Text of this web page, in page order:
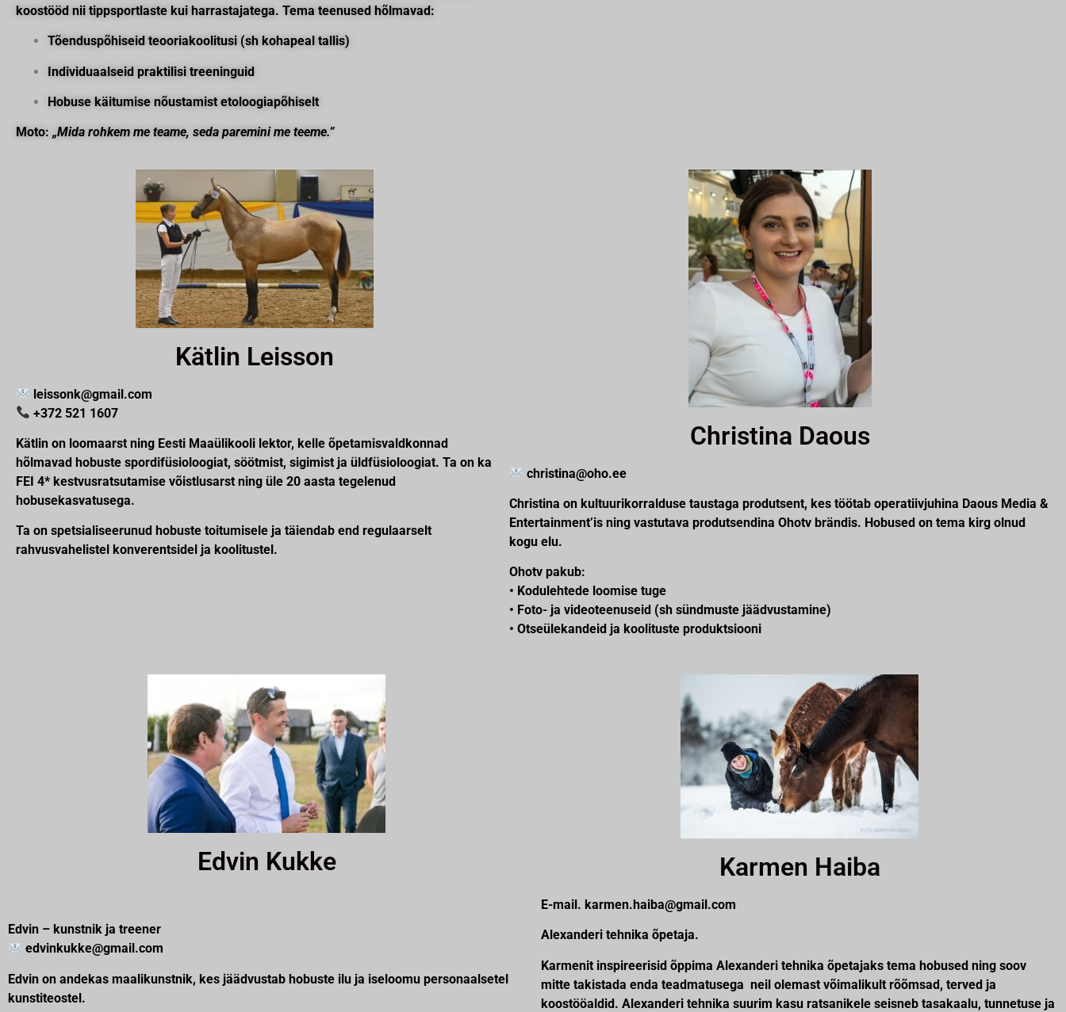
koostööd nii tippsportlaste kui harrastajatega. Tema teenused hõlmavad:
Tõenduspõhiseid teooriakoolitusi (sh kohapeal tallis)
Individuaalseid praktilisi treeninguid
Hobuse käitumise nõustamist etoloogiapõhiselt
Moto: „Mida rohkem me teame, seda paremini me teeme.”
Kätlin Leisson
leissonk@gmail.com
+372 521 1607
Kätlin on loomaarst ning Eesti Maaülikooli lektor, kelle õpetamisvaldkonnad
hõlmavad hobuste spordifüsioloogiat, söötmist, sigimist ja üldfüsioloogiat. Ta on ka
FEI 4* kestvusratsutamise võistlusarst ning üle 20 aasta tegelenud
hobusekasvatusega.
Ta on spetsialiseerunud hobuste toitumisele ja täiendab end regulaarselt
rahvusvahelistel konverentsidel ja koolitustel.
Christina Daous
christina@oho.ee
Christina on kultuurikorralduse taustaga produtsent, kes töötab operatiivjuhina Daous Media &
Entertainment’is ning vastutava produtsendina Ohotv brändis. Hobused on tema kirg olnud
kogu elu.
Ohotv pakub:
• Kodulehtede loomise tuge
• Foto- ja videoteenuseid (sh sündmuste jäädvustamine)
• Otseülekandeid ja koolituste produktsiooni
Edvin Kukke
Edvin – kunstnik ja treener
edvinkukke@gmail.com
Edvin on andekas maalikunstnik, kes jäädvustab hobuste ilu ja iseloomu personaalsetel
kunstiteostel.
Karmen Haiba
E-mail. karmen.haiba@gmail.com
Alexanderi tehnika õpetaja.
Karmenit inspireerisid õppima Alexanderi tehnika õpetajaks tema hobused ning soov
mitte takistada enda teadmatusega neil olemast võimalikult rõõmsad, terved ja
koostööaldid. Alexanderi tehnika suurim kasu ratsanikele seisneb tasakaalu, tunnetuse ja